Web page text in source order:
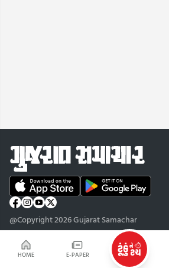
HOME E-PAPER
@Copyright 2026 Gujarat Samachar